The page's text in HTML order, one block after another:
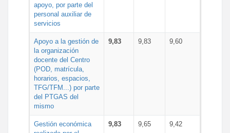
apoyo, por parte del
personal auxiliar de
servicios
Apoyo a la gestión de
la organización
docente del Centro
(POD, matrícula,
horarios, espacios,
TFG/TFM...) por parte
del PTGAS del
mismo
9,83 9,83 9,60
Gestión económica
9,83 9,65 9,42